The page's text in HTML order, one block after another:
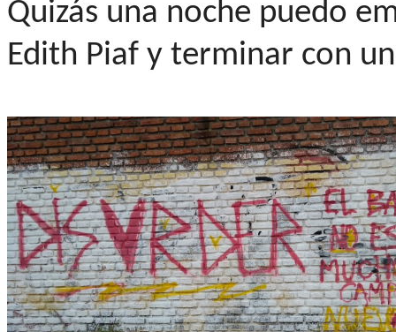
Quizás una noche puedo
Edith Piaf y terminar con